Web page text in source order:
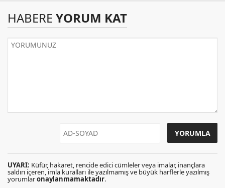
HABERE YORUM KAT
UYARI: Küfür, hakaret, rencide edici cümleler veya imalar, inançlara
saldırı içeren, imla kuralları ile yazılmamış ve büyük harflerle yazılmış
yorumlaronaylanmamaktadır.